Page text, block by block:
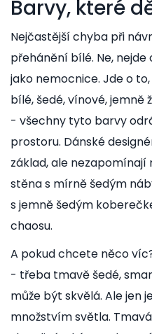
Barvy, které
Nejčastější chyba při
přehánění bílé. Ne,
jako nemocnice. Jde o
bílé, šedé, vínové,
- všechny tyto barvy
prostoru. Dánské
základ, ale nezapomínají
stěna s mírně šedým
s jemně šedým
chaosu.
A pokud chcete něco
- třeba tmavě šedé,
může být skvělá. Ale jen
množstvím světla.